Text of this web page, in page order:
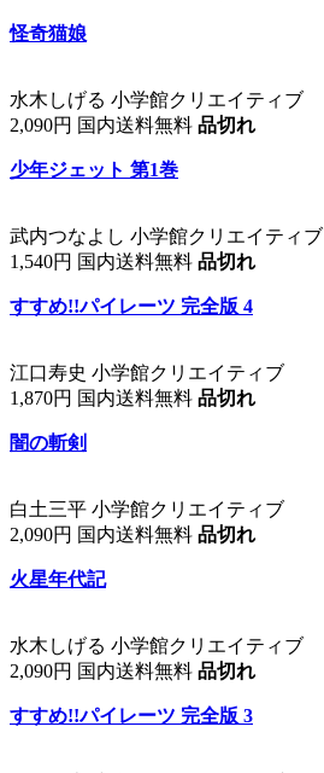
怪奇猫娘
水木しげる 小学館クリエイティブ
2,090円 国内送料無料 品切れ
少年ジェット 第1巻
武内つなよし 小学館クリエイティブ
1,540円 国内送料無料 品切れ
すすめ!!パイレーツ 完全版 4
江口寿史 小学館クリエイティブ
1,870円 国内送料無料 品切れ
闇の斬剣
白土三平 小学館クリエイティブ
2,090円 国内送料無料 品切れ
火星年代記
水木しげる 小学館クリエイティブ
2,090円 国内送料無料 品切れ
すすめ!!パイレーツ 完全版 3